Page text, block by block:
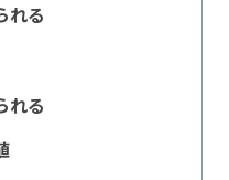
れる
れる